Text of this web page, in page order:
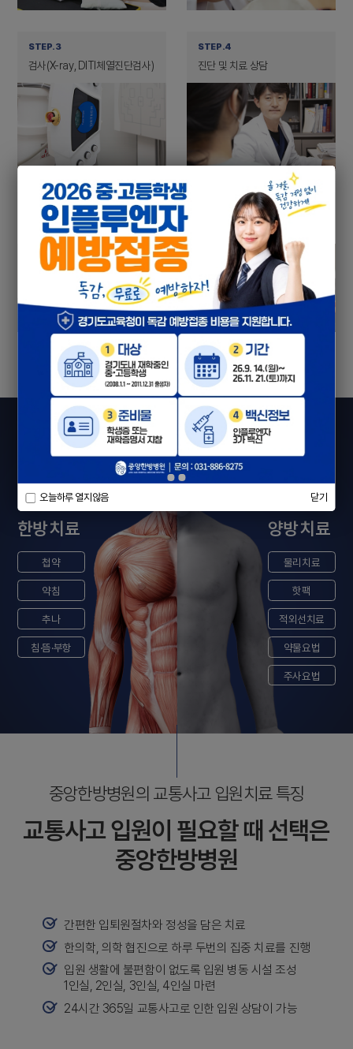
오늘하루 열지않음 닫기
STEP.3
검사(X-ray, DITI체열진단검사)
STEP.4
진단 및 치료 상담
STEP.5
입원 및 통원치료 결정 한방 양방 병행 치료 진행
한방·양방 협진 치료장점
한방 치료
첩약
약침
추나
침·뜸·부항
양방 치료
물리치료
핫팩
적외선치료
약물요법
주사요법
중앙한방병원의 교통사고 입원치료 특징
교통사고 입원이 필요할 때 선택은
중앙한방병원
간편한 입퇴원절차와 정성을 담은 치료
한의학, 의학 협진으로 하루 두번의 집중 치료를 진행
입원 생활에 불편함이 없도록 입원 병동 시설 조성
1인실, 2인실, 3인실, 4인실 마련
24시간 365일 교통사고로 인한 입원 상담이 가능